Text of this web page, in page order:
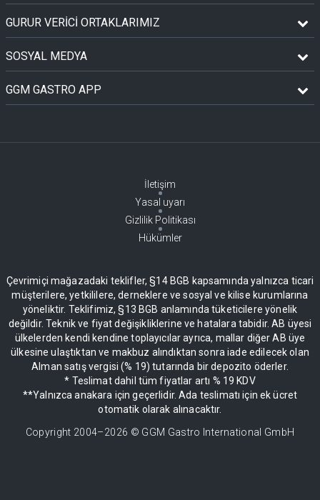
GURUR VERİCİ ORTAKLARIMIZ
SOSYAL MEDYA
GGM GASTRO APP
İletişim
Yasal uyarı
Gizlilik Politikası
Hükümler
Çevrimiçi mağazadaki teklifler, §14 BGB kapsamında yalnızca ticari
müşterilere, yetkililere, derneklere ve sosyal ve kilise kurumlarına
yöneliktir. Teklifimiz, §13 BGB anlamında tüketicilere yönelik
değildir. Teknik ve fiyat değişikliklerine ve hatalara tabidir. AB üyesi
ülkelerden kendi kendine toplayıcılar ayrıca, mallar diğer AB üye
ülkesine ulaştıktan ve makbuz alındıktan sonra iade edilecek olan
Alman satış vergisi (% 19) tutarında bir depozito öderler.
* Teslimat dahil tüm fiyatlar artı % 19 KDV
**Yalnızca anakara için geçerlidir. Ada teslimatı için ek ücret
otomatik olarak alınacaktır.
Copyright 2004–2026 © GGM Gastro International GmbH